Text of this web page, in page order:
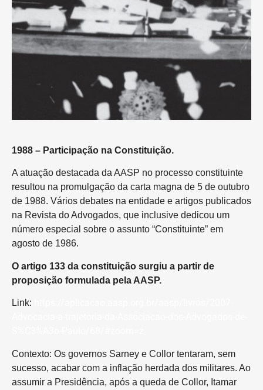
1988 – Participação na Constituição.
A atuação destacada da AASP no processo constituinte
resultou na promulgação da carta magna de 5 de outubro
de 1988. Vários debates na entidade e artigos publicados
na Revista do Advogados, que inclusive dedicou um
número especial sobre o assunto “Constituinte” em
agosto de 1986.
O artigo 133 da constituição surgiu a partir de
proposição formulada pela AASP.
Link:
Contexto: Os governos Sarney e Collor tentaram, sem
sucesso, acabar com a inflação herdada dos militares. Ao
assumir a Presidência, após a queda de Collor, Itamar